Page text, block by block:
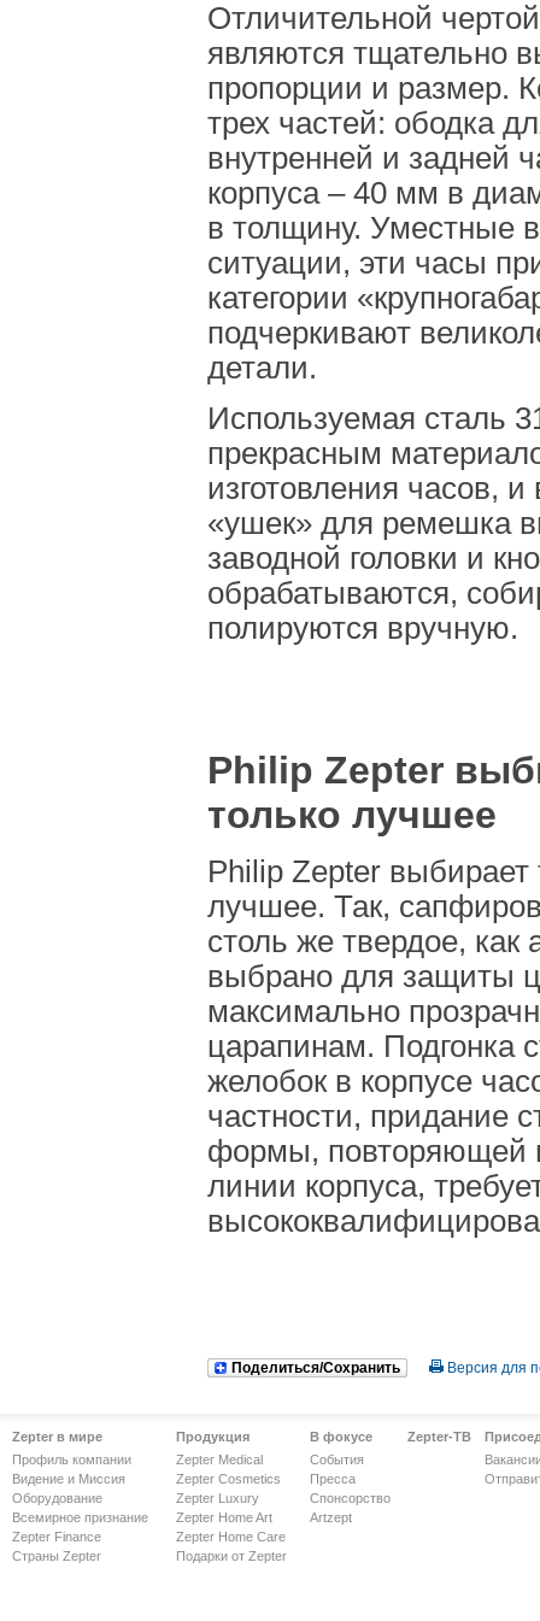
Отличительной
являются тщательно
пропорции и размер.
трех частей: ободка
внутренней и задней
корпуса – 40 мм в
в толщину. Уместные
ситуации, эти часы
категории
подчеркивают
детали.
Используемая сталь
прекрасным
изготовления часов, и
«ушек» для ремешка
заводной головки и
обрабатываются,
полируются вручную.
Philip Zepter
только лучшее
Philip Zepter выбирает
лучшее. Так,
столь же твердое,
выбрано для защиты
максимально
царапинам. Подгонка
желобок в корпусе
частности, придание
формы, повторяющей
линии корпуса,
Поделиться/Сохранить Версия для
Zepter в мире
Профиль компании
Видение и Миссия
Оборудование
Всемирное признание
Zepter Finance
Страны Zepter
Продукция
Zepter Medical
Zepter Cosmetics
Zepter Luxury
Zepter Home Art
Zepter Home Care
Подарки от Zepter
В фокусе
События
Пресса
Спонсорство
Artzept
Zepter-ТВ